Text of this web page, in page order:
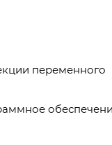
переменного